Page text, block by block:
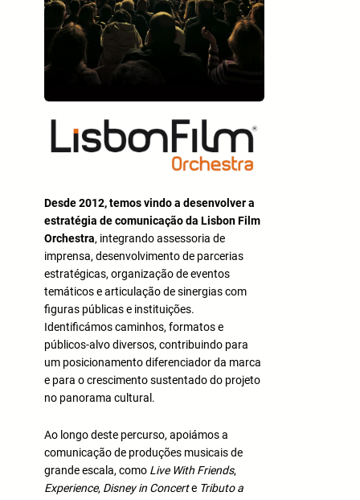
Desde 2012, temos vindo a desenvolver a
estratégia de comunicação da Lisbon Film
Orchestra, integrando assessoria de
imprensa, desenvolvimento de parcerias
estratégicas, organização de eventos
temáticos e articulação de sinergias com
figuras públicas e instituições.
Identificámos caminhos, formatos e
públicos-alvo diversos, contribuindo para
um posicionamento diferenciador da marca
e para o crescimento sustentado do projeto
no panorama cultural.
Ao longo deste percurso, apoiámos a
comunicação de produções musicais de
grande escala, como Live With Friends,
Experience, Disney in Concerte Tributo a